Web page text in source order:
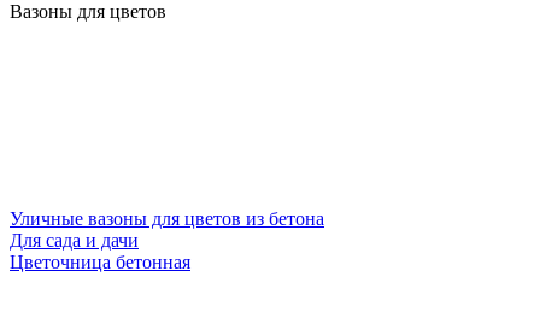
Вазоны для цветов
Уличные вазоны для цветов из бетона
Для сада и дачи
Цветочница бетонная